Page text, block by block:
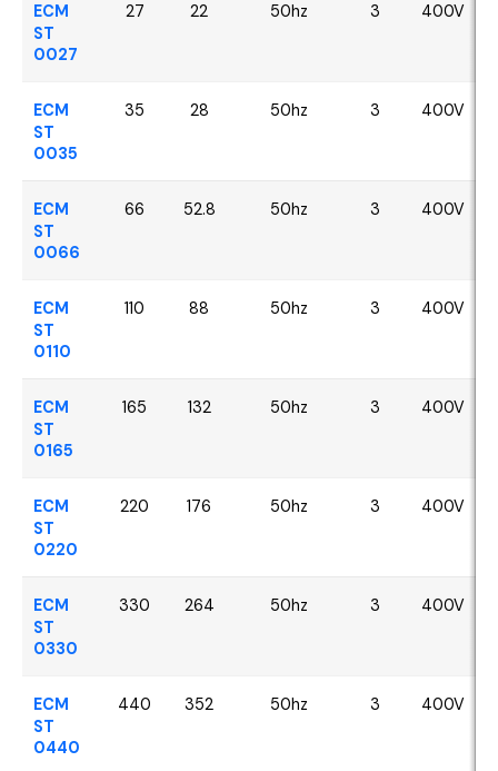
ECM
ST
0027
27 22 50hz 3 400V
ECM
ST
0035
35 28 50hz 3 400V
ECM
ST
0066
66 52.8 50hz 3 400V
ECM
ST
0110
110 88 50hz 3 400V
ECM
ST
0165
165 132 50hz 3 400V
ECM
ST
0220
220 176 50hz 3 400V
ECM
ST
0330
330 264 50hz 3 400V
ECM
ST
0440
440 352 50hz 3 400V